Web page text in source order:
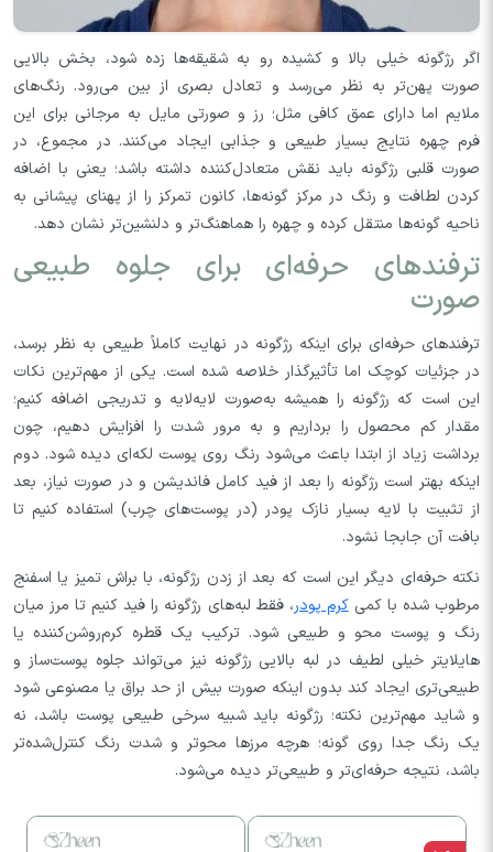
اگر رژگونه خیلی بالا و کشیده رو به شقیقه‌ها زده شود، بخش بالایی
صورت پهن‌تر به نظر می‌رسد و تعادل بصری از بین می‌رود. رنگ‌های
ملایم اما دارای عمق کافی مثل؛ رز و صورتی مایل به مرجانی برای این
فرم چهره نتایج بسیار طبیعی و جذابی ایجاد می‌کنند. در مجموع، در
صورت قلبی رژگونه باید نقش متعادل‌کننده داشته باشد؛ یعنی با اضافه
کردن لطافت و رنگ در مرکز گونه‌ها، کانون تمرکز را از پهنای پیشانی به
ناحیه گونه‌ها منتقل کرده و چهره را هماهنگ‌تر و دلنشین‌تر نشان دهد.
ترفندهای حرفه‌ای برای جلوه طبیعی
صورت
ترفندهای حرفه‌ای برای اینکه رژگونه در نهایت کاملاً طبیعی به نظر برسد،
در جزئیات کوچک اما تأثیرگذار خلاصه شده است. یکی از مهم‌ترین نکات
این است که رژگونه را همیشه به‌صورت لایه‌لایه و تدریجی اضافه کنیم؛
مقدار کم محصول را برداریم و به مرور شدت را افزایش دهیم، چون
برداشت زیاد از ابتدا باعث می‌شود رنگ روی پوست لکه‌ای دیده شود. دوم
اینکه بهتر است رژگونه را بعد از فید کامل فاندیشن و در صورت نیاز، بعد
از تثبیت با لایه بسیار نازک پودر (در پوست‌های چرب) استفاده کنیم تا
بافت آن جابجا نشود.
نکته حرفه‌ای دیگر این است که بعد از زدن رژگونه، با براش تمیز یا اسفنج
مرطوب‌ شده با کمیکرم پودر، فقط لبه‌های رژگونه را فید کنیم تا مرز میان
رنگ و پوست محو و طبیعی شود. ترکیب یک قطره کرم‌روشن‌کننده یا
هایلایتر خیلی لطیف در لبه بالایی رژگونه نیز می‌تواند جلوه‌ پوست‌ساز و
طبیعی‌تری ایجاد کند بدون اینکه صورت بیش از حد براق یا مصنوعی شود
و شاید مهم‌ترین نکته؛ رژگونه باید شبیه سرخی طبیعی پوست باشد، نه
یک رنگ جدا روی گونه؛ هرچه مرزها محوتر و شدت رنگ کنترل‌شده‌تر
باشد، نتیجه حرفه‌ای‌تر و طبیعی‌تر دیده می‌شود.